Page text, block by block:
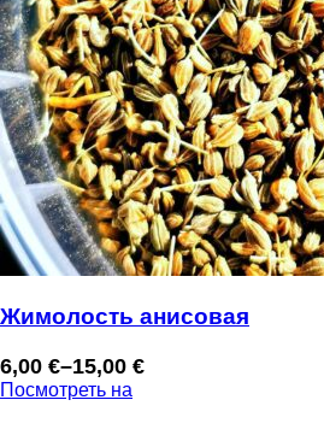
Жимолость анисовая
6,00 €–15,00 €
Диапазон
цен:
Посмотреть на